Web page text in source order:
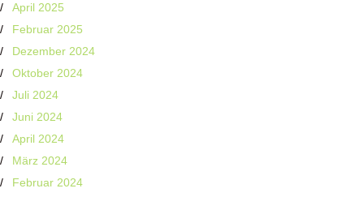
April 2025
Februar 2025
Dezember 2024
Oktober 2024
Juli 2024
Juni 2024
April 2024
März 2024
Februar 2024